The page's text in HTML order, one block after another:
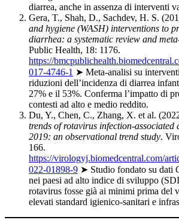
diarrea, anche in assenza di interventi
Gera, T., Shah, D., Sachdev, H. S.
and hygiene (WASH) interventions to
diarrhea: a systematic review and
Public Health, 18: 1176.
https://
017-4746-1 ➤ Meta-analisi su
riduzioni dell’incidenza di diarrea
27% e il 53%. Conferma l’impatto di
contesti ad alto e medio reddito.
Du, Y., Chen, C., Zhang, X. et al.
trends of rotavirus infection-associated
2019: an observational trend study.
166.
https://virologyj.biomedcentral.com/
022-01898-9 ➤ Studio fondato su dati
nei paesi ad alto indice di sviluppo
rotavirus fosse già ai minimi prima del
elevati standard igienico-sanitari e